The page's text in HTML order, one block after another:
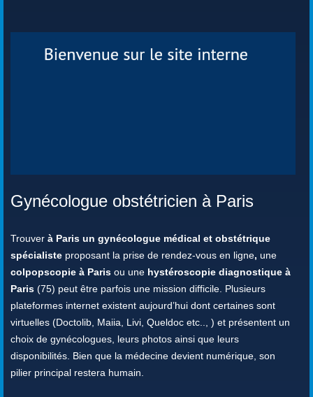
Gynécologue obstétricien à Paris
Trouver à Paris un gynécologue médical et obstétrique
spécialiste proposant la prise de rendez-vous en ligne, une
colpopscopie à Paris ou une hystéroscopie diagnostique à
Paris (75) peut être parfois une mission difficile. Plusieurs
plateformes internet existent aujourd’hui dont certaines sont
virtuelles (Doctolib, Maiia, Livi, Queldoc etc.., ) et présentent un
choix de gynécologues, leurs photos ainsi que leurs
disponibilités. Bien que la médecine devient numérique, son
pilier principal restera humain.